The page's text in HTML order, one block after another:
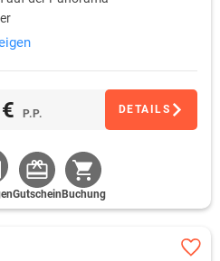
P.P. DETAILS
Gutschein Buchung